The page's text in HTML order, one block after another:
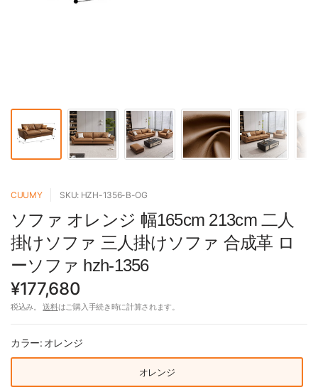
CUUMY SKU: HZH-1356-B-OG
ソファ オレンジ 幅165cm 213cm 二人
掛けソファ 三人掛けソファ 合成革 ロ
ーソファ hzh-1356
¥177,680
税込み。送料はご購入手続き時に計算されます。
カラー: オレンジ
オレンジ